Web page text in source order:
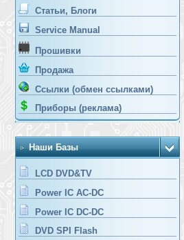
Статьи, Блоги
Service Manual
Прошивки
Продажа
Ссылки (обмен ссылками)
Приборы (реклама)
Наши Базы
LCD DVD&TV
Power IC AC-DC
Power IC DC-DC
DVD SPI Flash